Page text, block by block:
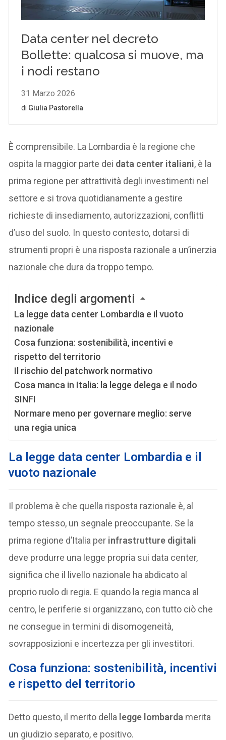
È comprensibile. La Lombardia è la regione che
ospita la maggior parte dei data center italiani, è la
prima regione per attrattività degli investimenti nel
settore e si trova quotidianamente a gestire
richieste di insediamento, autorizzazioni, conflitti
d’uso del suolo. In questo contesto, dotarsi di
strumenti propri è una risposta razionale a un’inerzia
nazionale che dura da troppo tempo.
Indice degli argomenti
La legge data center Lombardia e il vuoto
nazionale
Cosa funziona: sostenibilità, incentivi e
rispetto del territorio
Il rischio del patchwork normativo
Cosa manca in Italia: la legge delega e il nodo
SINFI
Normare meno per governare meglio: serve
una regia unica
La legge data center Lombardia e il
vuoto nazionale
Il problema è che quella risposta razionale è, al
tempo stesso, un segnale preoccupante. Se la
prima regione d’Italia per infrastrutture digitali
deve produrre una legge propria sui data center,
significa che il livello nazionale ha abdicato al
proprio ruolo di regia. E quando la regia manca al
centro, le periferie si organizzano, con tutto ciò che
ne consegue in termini di disomogeneità,
sovrapposizioni e incertezza per gli investitori.
Cosa funziona: sostenibilità, incentivi
e rispetto del territorio
Detto questo, il merito della legge lombarda merita
un giudizio separato, e positivo.